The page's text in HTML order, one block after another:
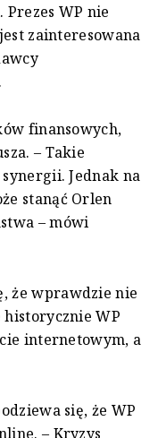
WP nie
zainteresowana
finansowych,
– Takie
synergii. Jednak na
stanąć Orlen
– mówi
że wprawdzie nie
WP
internetowym, a
się, że WP
– Kryzys